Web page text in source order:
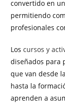
convertido en
permitiendo
profesionales
Loscursos y
diseñados para
que van desde
hasta la
aprenden a